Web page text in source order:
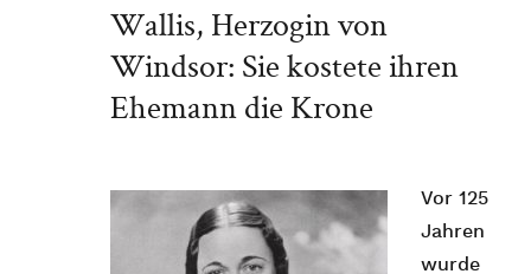
Wallis, Herzogin von
Windsor: Sie kostete ihren
Ehemann die Krone
Vor 125
Jahren
wurde